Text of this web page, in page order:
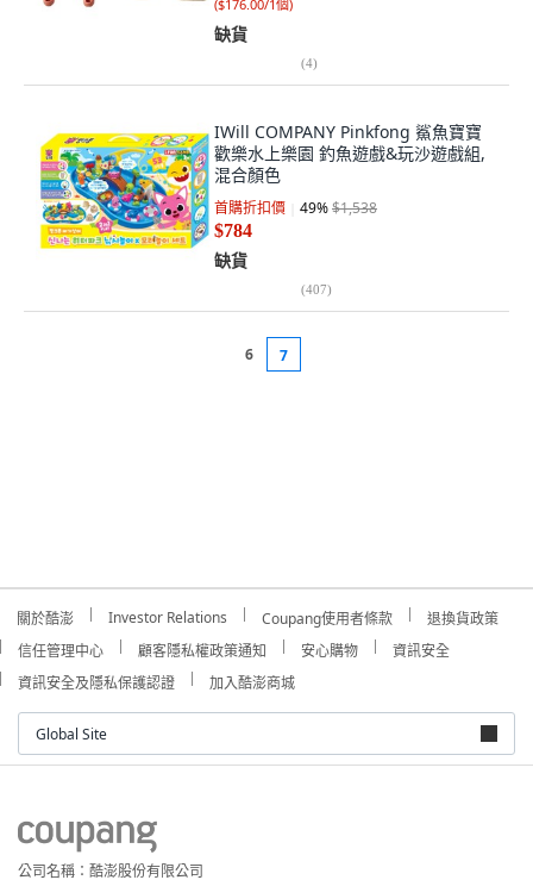
($176.00/1個)
缺貨
(4)
IWill COMPANY Pinkfong 鯊魚寶寶
歡樂水上樂園 釣魚遊戲&玩沙遊戲組,
混合顏色
首購折扣價 49%$1,538
$784
缺貨
(407)
6 7
關於酷澎 Investor Relations Coupang使用者條款
退換貨政策
信任管理中心
顧客隱私權政策通知 安心購物
資訊安全
資訊安全及隱私保護認證
加入酷澎商城
Global Site
公司名稱：酷澎股份有限公司